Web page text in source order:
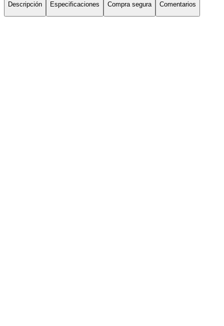
Descripción Especificaciones Compra segura Comentarios